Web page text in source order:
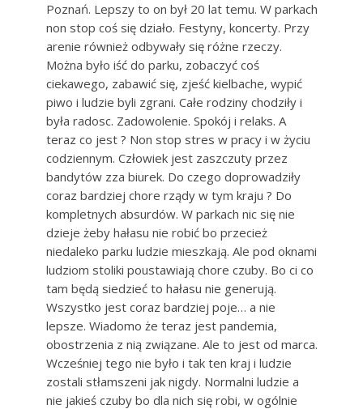
Poznań. Lepszy to on był 20 lat temu. W parkach
non stop coś się działo. Festyny, koncerty. Przy
arenie również odbywały się różne rzeczy.
Można było iść do parku, zobaczyć coś
ciekawego, zabawić się, zjeść kielbache, wypić
piwo i ludzie byli zgrani. Całe rodziny chodziły i
była radosc. Zadowolenie. Spokój i relaks. A
teraz co jest ? Non stop stres w pracy i w życiu
codziennym. Człowiek jest zaszczuty przez
bandytów zza biurek. Do czego doprowadziły
coraz bardziej chore rządy w tym kraju ? Do
kompletnych absurdów. W parkach nic się nie
dzieje żeby hałasu nie robić bo przecież
niedaleko parku ludzie mieszkają. Ale pod oknami
ludziom stoliki poustawiają chore czuby. Bo ci co
tam będą siedzieć to hałasu nie generują.
Wszystko jest coraz bardziej poje… a nie
lepsze. Wiadomo że teraz jest pandemia,
obostrzenia z nią związane. Ale to jest od marca.
Wcześniej tego nie było i tak ten kraj i ludzie
zostali stłamszeni jak nigdy. Normalni ludzie a
nie jakieś czuby bo dla nich się robi, w ogólnie